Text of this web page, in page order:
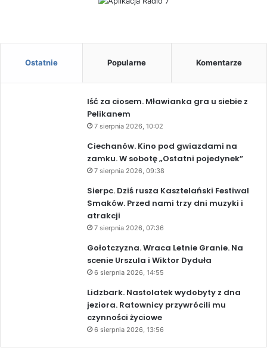
Ostatnie Popularne Komentarze
Iść za ciosem. Mławianka gra u siebie z
Pelikanem
7 sierpnia 2026, 10:02
Ciechanów. Kino pod gwiazdami na
zamku. W sobotę „Ostatni pojedynek”
7 sierpnia 2026, 09:38
Sierpc. Dziś rusza Kasztelański Festiwal
Smaków. Przed nami trzy dni muzyki i
atrakcji
7 sierpnia 2026, 07:36
Gołotczyzna. Wraca Letnie Granie. Na
scenie Urszula i Wiktor Dyduła
6 sierpnia 2026, 14:55
Lidzbark. Nastolatek wydobyty z dna
jeziora. Ratownicy przywrócili mu
czynności życiowe
6 sierpnia 2026, 13:56